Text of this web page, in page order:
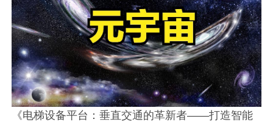
《电梯设备平台：垂直交通的革新者——打造智能